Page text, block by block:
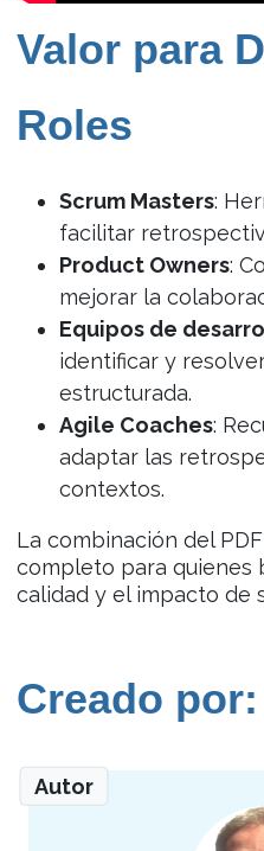
Valor para
Roles
Scrum Masters:
facilitar
Product Owners:
mejorar la
Equipos de
identificar y
estructurada.
Agile Coaches:
adaptar las
contextos.
La combinación del
completo para quienes
calidad y el impacto de
Creado por:
Autor